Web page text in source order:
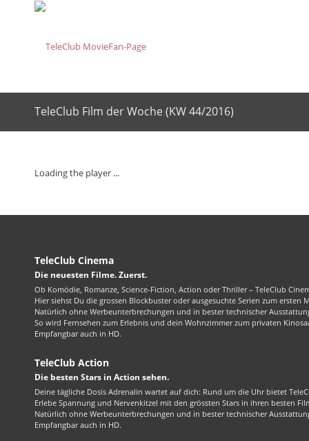
TeleClub Film der Woche (KW 44/2016)
Loading the player ...
TeleClub Cinema
Die neuesten Filme. Zuerst.
Ob Komödie, Romanze, Science-Fiction, Action oder Thriller – TeleClub
Hier siehst Du die grossen Blockbuster oder ausgesuchte Serien zum ersten
Natürlich ohne Werbeunterbrechungen und in bester technischer
So wird Fernsehen zum Erlebnis und dein Wohnzimmer zum privaten
Empfangbar auch in HD.
TeleClub Action
Die besten Stars in Action sehen.
Deine tägliche Dosis Adrenalin wartet auf dich: Rund um die Uhr bietet
Erlebe Spannung und Nervenkitzel mit den grössten Stars in ihren besten
Natürlich ohne Werbeunterbrechungen und in bester technischer
Empfangbar auch in HD.